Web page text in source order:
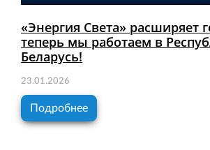
«Энергия Света» расширяет
теперь мы работаем в
Беларусь!
23.01.2026
Подробнее